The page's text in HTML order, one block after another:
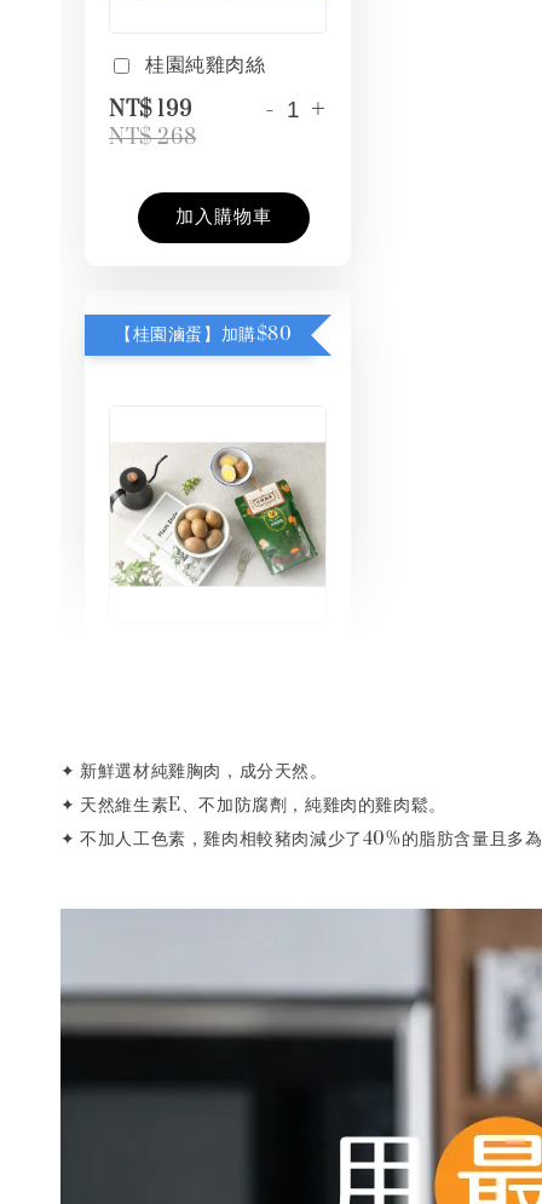
桂園純雞肉絲
NT$ 199
NT$ 268
- +
加入購物車
【桂園滷蛋】加購$80
加入購物車
✦新鮮選材純雞胸肉，成分天然。
✦ 天然維生素E、不加防腐劑，純雞肉的雞肉鬆。
✦ 不加人工色素，雞肉相較豬肉減少了40%的脂肪含量且多